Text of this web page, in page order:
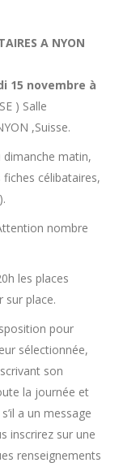
A NYON
15 novembre à
) Salle
,Suisse.
dimanche matin,
célibataires,
nombre
les places
sur place.
pour
sélectionnée,
son
la journée et
a un message
inscrirez sur une
renseignements